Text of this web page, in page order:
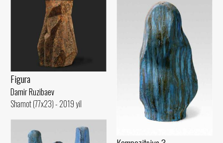
Figura
Damir Ruzibaev
Shamot (77x23) - 2019 yil